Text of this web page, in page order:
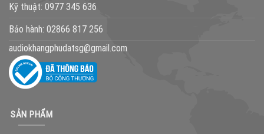
Kỹ thuật: 0977 345 636
Bảo hành: 02866 817 256
audiokhangphudatsg@gmail.com
SẢN PHẨM